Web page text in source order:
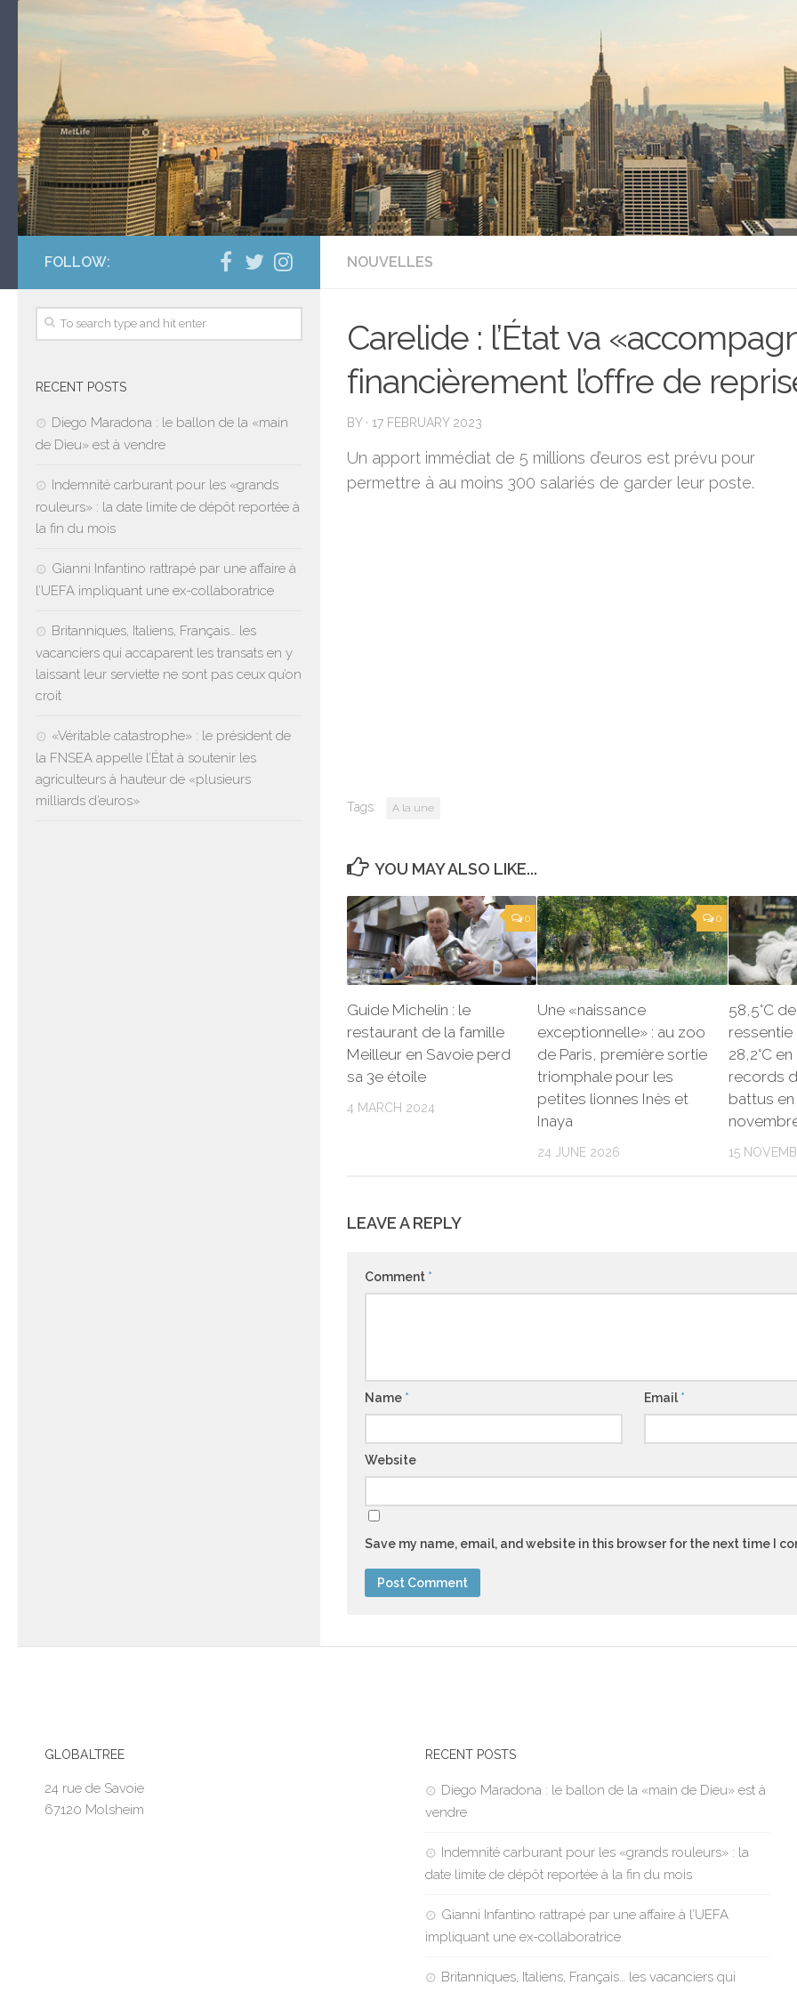
NOUVELLES
Carelide : l’État va
financièrement l’offre de
BY · 17 FEBRUARY 2023
Un apport immédiat de 5 millions d’euros est prévu pour
permettre à au moins 300 salariés de garder leur poste.
Tags: A la une
YOU MAY ALSO LIKE...
0
Guide Michelin : le
restaurant de la famille
Meilleur en Savoie perd
sa 3e étoile
4 MARCH 2024
0
Une «naissance
exceptionnelle» : au zoo
de Paris, première sortie
triomphale pour les
petites lionnes Inès et
Inaya
24 JUNE 2026
58,5°C
ressentie
28,2°C
records
battus
15
LEAVE A REPLY
Comment *
Name * Email*
Website
Save my name, email, and website in this browser for the next time I
FOLLOW:
RECENT POSTS
Diego Maradona : le ballon de la «main
de Dieu» est à vendre
Indemnité carburant pour les «grands
rouleurs» : la date limite de dépôt reportée à
la fin du mois
Gianni Infantino rattrapé par une affaire à
l’UEFA impliquant une ex-collaboratrice
Britanniques, Italiens, Français… les
vacanciers qui accaparent les transats en y
laissant leur serviette ne sont pas ceux qu’on
croit
«Véritable catastrophe» : le président de
la FNSEA appelle l’État à soutenir les
agriculteurs à hauteur de «plusieurs
milliards d’euros»
GLOBALTREE
24 rue de Savoie
67120 Molsheim
RECENT POSTS
Diego Maradona : le ballon de la «main de Dieu» est à
vendre
Indemnité carburant pour les «grands rouleurs» : la
date limite de dépôt reportée à la fin du mois
Gianni Infantino rattrapé par une affaire à l’UEFA
impliquant une ex-collaboratrice
Britanniques, Italiens, Français… les vacanciers qui